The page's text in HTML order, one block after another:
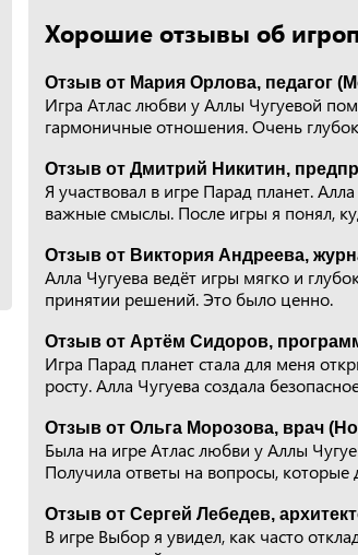
Хорошие отзывы об
Отзыв от Мария Орлова, педагог
Игра Атлас любви у Аллы Чугуевой
гармоничные отношения. Очень
Отзыв от Дмитрий Никитин,
Я участвовал в игре Парад планет.
важные смыслы. После игры я понял,
Отзыв от Виктория Андреева,
Алла Чугуева ведёт игры мягко и
принятии решений. Это было ценно.
Отзыв от Артём Сидоров,
Игра Парад планет стала для меня
росту. Алла Чугуева создала
Отзыв от Ольга Морозова, врач
Была на игре Атлас любви у Аллы
Получила ответы на вопросы, которые
Отзыв от Сергей Лебедев,
В игре Выбор я увидел, как часто